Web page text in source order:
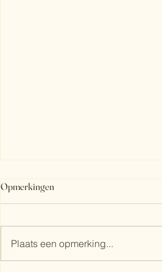
Opmerkingen
Plaats een opmerking...